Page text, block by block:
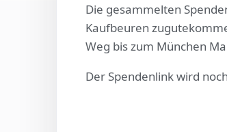
Die gesammelten
Kaufbeuren
Weg bis zum München
Der Spendenlink wird